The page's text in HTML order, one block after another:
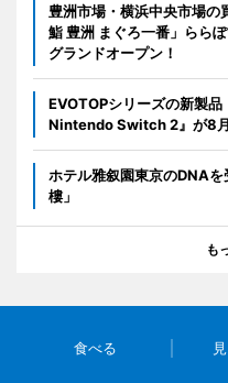
豊洲市場・横浜中央市場の
鮨 豊洲 まぐろ一番」らら
グランドオープン！
EVOTOPシリーズの新製
Nintendo Switch 2』が8
ホテル雅叙園東京のDNA
樓」
も
食べる